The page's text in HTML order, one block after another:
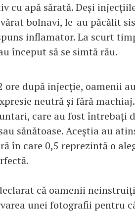
cu apă sărată. Deși
bolnavi, le-au păcălit
inflamator. La scurt
început să se simtă rău.
ore după injecție, oamenii
neutră și fără
care au fost întrebați
sănătoase. Aceștia au
în care 0,5 reprezintă o
că oamenii
unei fotografii pentru